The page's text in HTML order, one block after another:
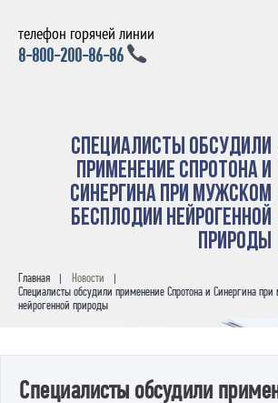
телефон горячей линии
8-800-200-86-86
Специалисты обсудили
применение Спротона и
Синергина при мужском
бесплодии нейрогенной
природы
Главная Новости
Специалисты обсудили применение Спротона и Синергина
нейрогенной природы
Специалисты обсудили